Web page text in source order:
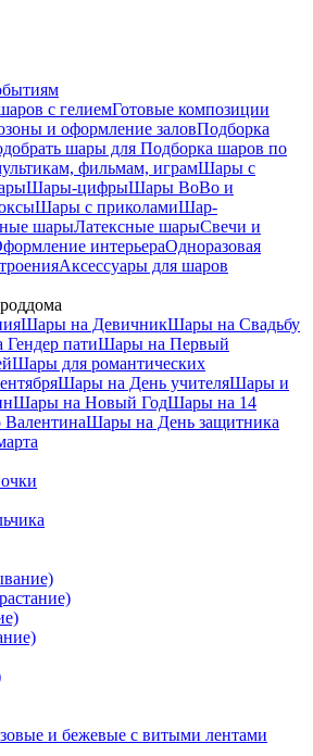
с гелиемГотовые композиции
и оформление заловПодборка
шары для Подборка шаров по
фильмам, играмШары с
Шары-цифрыШары BoBo и
Шары с приколамиШар-
шарыЛатексные шарыСвечи и
интерьераОдноразовая
Аксессуары для шаров
Шары на ДевичникШары на Свадьбу
патиШары на Первый
Шары для романтических
Шары на День учителяШары и
Шары на Новый ГодШары на 14
ВалентинаШары на День защитника
и бежевые с витыми лентами